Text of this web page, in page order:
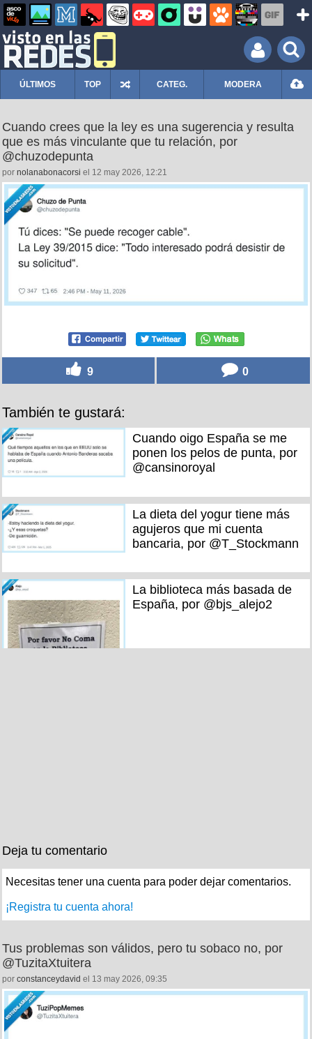
ÚLTIMOS TOP CATEG. MODERA
Cuando crees que la ley es una sugerencia y resulta
que es más vinculante que tu relación, por
@chuzodepunta
por nolanabonacorsi el 12 may 2026, 12:21
9 0
También te gustará:
Cuando oigo España se me
ponen los pelos de punta, por
@cansinoroyal
La dieta del yogur tiene más
agujeros que mi cuenta
bancaria, por @T_Stockmann
La biblioteca más basada de
España, por @bjs_alejo2
Deja tu comentario
Necesitas tener una cuenta para poder dejar comentarios.
¡Registra tu cuenta ahora!
Tus problemas son válidos, pero tu sobaco no, por
@TuzitaXtuitera
por constanceydavid el 13 may 2026, 09:35